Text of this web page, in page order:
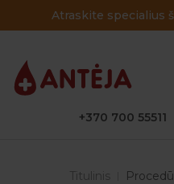
Atraskite specialius
+370 700 55511
Titulinis